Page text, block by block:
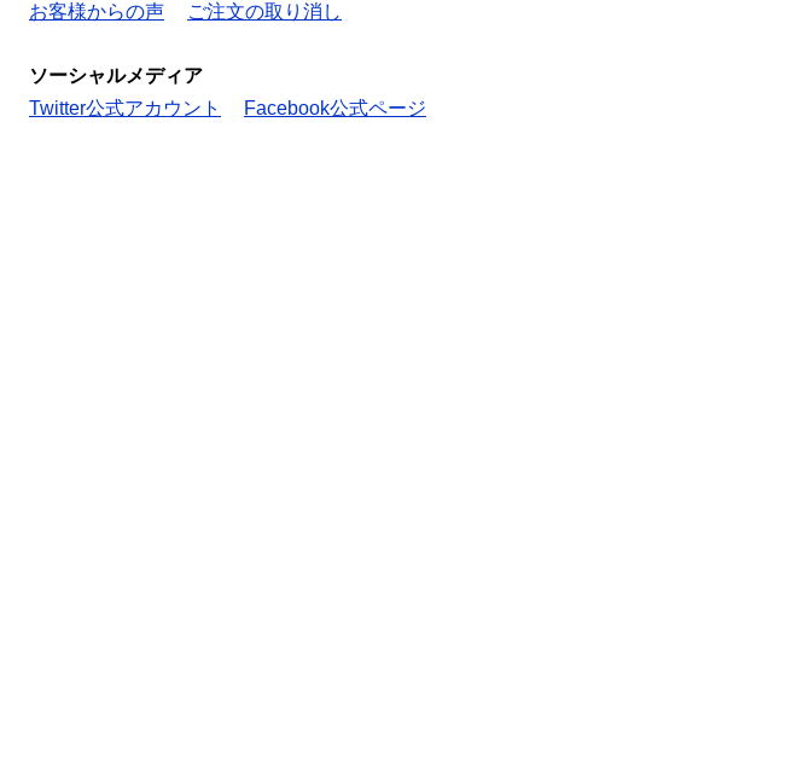
お客様からの声
ご注文の取り消し
ソーシャルメディア
Twitter公式アカウント
Facebook公式ページ